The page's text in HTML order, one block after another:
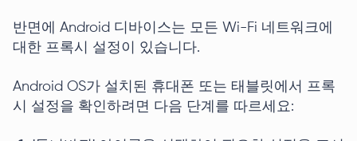
반면에 Android 디바이스는 모든 Wi-Fi 네트워크에
대한 프록시 설정이 있습니다.
Android OS가 설치된 휴대폰 또는 태블릿에서 프록
시 설정을 확인하려면 다음 단계를 따르세요: